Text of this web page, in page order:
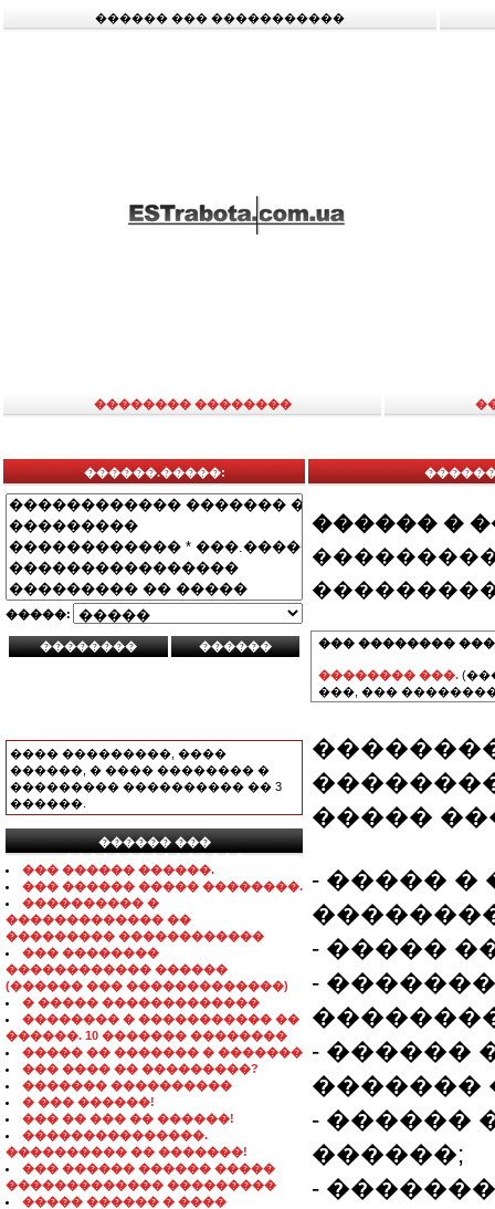
������ ��� �����������
�������� ��������
������.�����:
�����:
���� ���������, ����
������, � ���� �������� �
��������� ���������� �� 3
������.
������ ���
���������������
��� ������ ������.
��� ������ ����� ��������.
���������� �
������������� ��
��������� ������������
��� ��������
������������ ������
(������ ��� �������������)
� ����� �������������
�������� � ����������� ��
������. 10 ������� ��������
����� �� ������� � �������
��� ���� �� ���������?
������� ����������
� ��� ������!
��� �� ��� �� ������!
���������������.
���������� �� �������!
��� ������ ������ �����
������������� ���������
����� ������ � ����
������ �
��� ��������
�������� ���.
���, ���
�����
- ����� �
- �����
-
- ������
�������
- ������
������;
-